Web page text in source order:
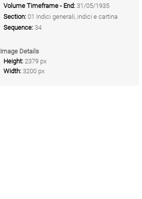
Volume Timeframe - End: 31/05/1935
Section: 01 Indici generali, indici e cartina
Sequence: 34
Image Details
Height: 2379 px
Width: 3200 px